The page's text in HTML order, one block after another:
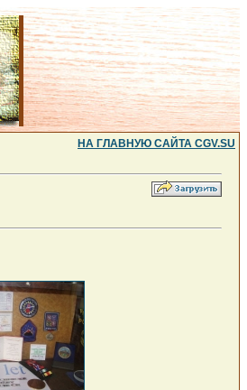
НА ГЛАВНУЮ САЙТА CGV.SU